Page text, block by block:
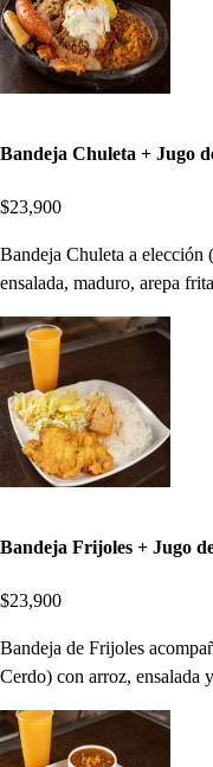
Bandeja Chuleta + Jugo
$23,900
Bandeja Chuleta a elección
ensalada, maduro, arepa
Bandeja Frijoles + Jugo
$23,900
Bandeja de Frijoles
Cerdo) con arroz, ensalada